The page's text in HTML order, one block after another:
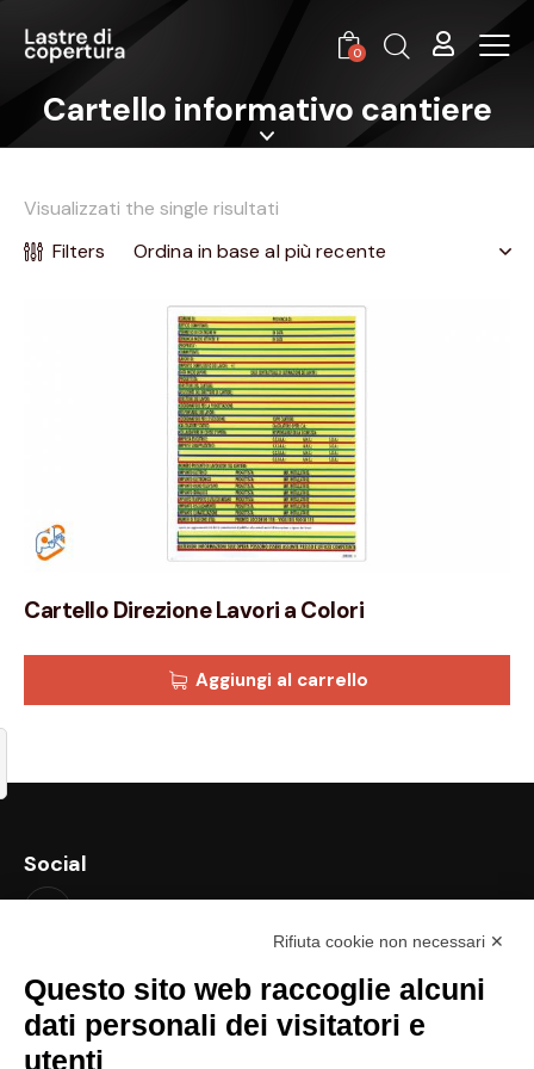
0
Cartello informativo cantiere
Visualizzati the single risultati
Filters
Cartello Direzione Lavori a Colori
Aggiungi al carrello
Social
Contatti
support@lastredicopertura.it
Rifiuta cookie non necessari ✕
Questo sito web raccoglie alcuni
dati personali dei visitatori e
utenti